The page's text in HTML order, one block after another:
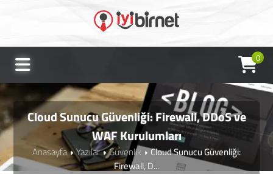
0
Cloud Sunucu Güvenliği: Firewall, DDoS ve
WAF Kurulumları
Anasayfa Yazılar Güvenlik
Cloud Sunucu Güvenliği:
Firewall, D...